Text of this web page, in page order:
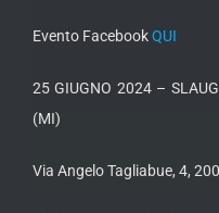
Evento FacebookQUI
25 GIUGNO 2024 –
(MI)
Via Angelo Tagliabue, 4,